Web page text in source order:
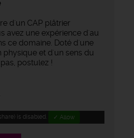
d'un CAP plâtrier
avez une expérience d'au
ce domaine. Doté d'une
physique et d'un sens du
postulez !
is disabled. ✓ Allow